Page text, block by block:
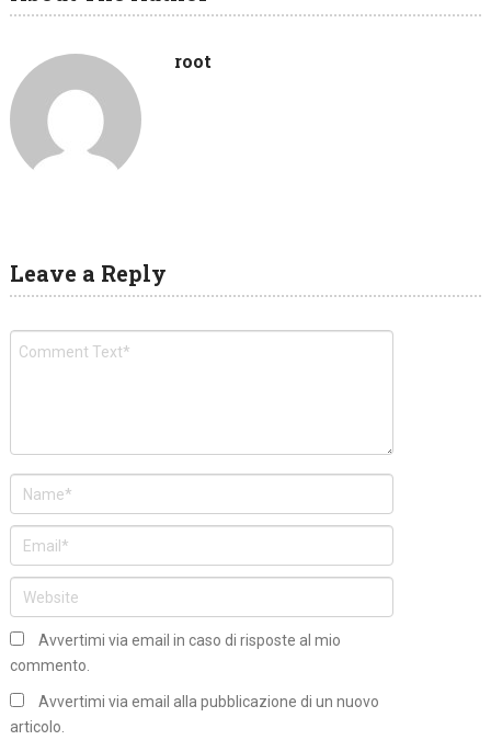
root
Leave a Reply
Avvertimi via email in caso di risposte al mio
commento.
Avvertimi via email alla pubblicazione di un nuovo
articolo.